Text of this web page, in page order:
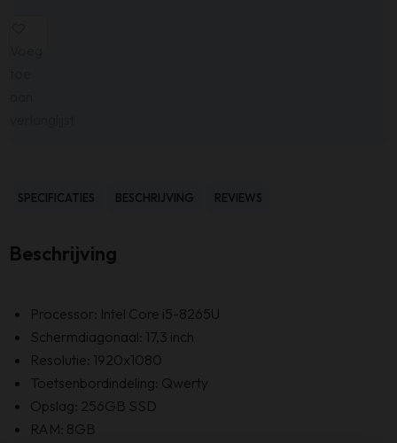
SPECIFICATIES BESCHRIJVING REVIEWS
Beschrijving
Processor: Intel Core i5-8265U
Schermdiagonaal: 17,3 inch
Resolutie: 1920x1080
Toetsenbordindeling: Qwerty
Opslag: 256GB SSD
RAM: 8GB